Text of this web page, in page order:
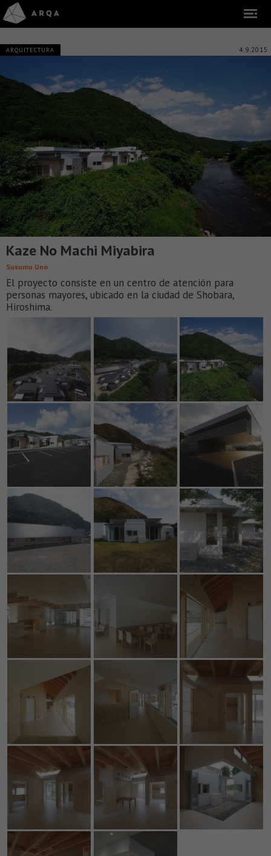
ARQUITECTURA 4.9.2015
Kaze No Machi Miyabira
Susumu Uno
El proyecto consiste en un centro de atención para
personas mayores, ubicado en la ciudad de Shobara,
Hiroshima.